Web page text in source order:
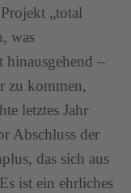
„total
was
hinausgehend –
zu kommen,
letztes Jahr
Abschluss der
das sich aus
ist ein ehrliches